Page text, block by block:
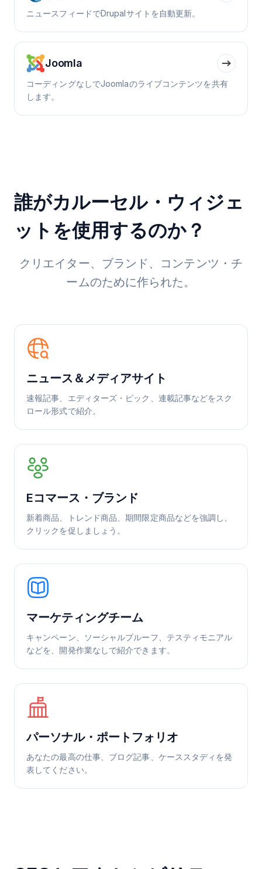
ニュースフィードでDrupalサイトを自動更新。
Joomla
コーディングなしでJoomlaのライブコンテンツを共有
します。
誰がカルーセル・ウィジェ
ットを使用するのか？
クリエイター、ブランド、コンテンツ・チ
ームのために作られた。
ニュース＆メディアサイト
速報記事、エディターズ・ピック、連載記事などをスク
ロール形式で紹介。
Eコマース・ブランド
新着商品、トレンド商品、期間限定商品などを強調し、
クリックを促しましょう。
マーケティングチーム
キャンペーン、ソーシャルプルーフ、テスティモニアル
などを、開発作業なしで紹介できます。
パーソナル・ポートフォリオ
あなたの最高の仕事、ブログ記事、ケーススタディを発
表してください。